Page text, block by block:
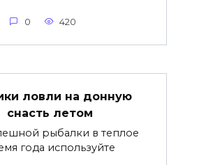
0 420
ловли на донную
снасть летом
рыбалки в теплое
года используйте